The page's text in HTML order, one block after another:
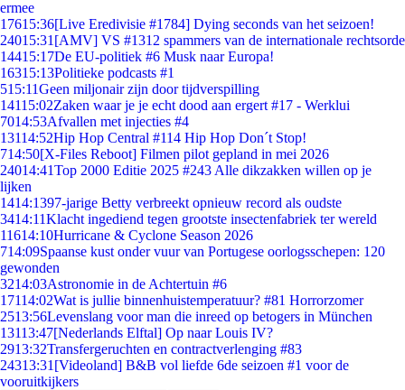
ermee
17615:36[Live Eredivisie #1784] Dying seconds van het seizoen!
24015:31 [AMV] VS #1312 spammers van de internationale rechtsorde
14415:17De EU-politiek #6 Musk naar Europa!
16315:13Politieke podcasts #1
515:11Geen miljonair zijn door tijdverspilling
14115:02Zaken waar je je echt dood aan ergert #17 - Werklui
7014:53Afvallen met injecties #4
13114:52Hip Hop Central #114 Hip Hop Don´t Stop!
714:50[X-Files Reboot] Filmen pilot gepland in mei 2026
24014:41Top 2000 Editie 2025 #243 Alle dikzakken willen op je
lijken
1414:1397-jarige Betty verbreekt opnieuw record als oudste
3414:11Klacht ingediend tegen grootste insectenfabriek ter wereld
11614:10Hurricane & Cyclone Season 2026
714:09Spaanse kust onder vuur van Portugese oorlogsschepen: 120
gewonden
3214:03Astronomie in de Achtertuin #6
17114:02Wat is jullie binnenhuistemperatuur? #81 Horrorzomer
2513:56Levenslang voor man die inreed op betogers in München
13113:47[Nederlands Elftal] Op naar Louis IV?
2913:32Transfergeruchten en contractverlenging #83
24313:31 [Videoland] B&B vol liefde 6de seizoen #1 voor de
vooruitkijkers